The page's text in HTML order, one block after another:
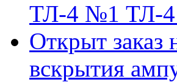
ТЛ-4 №1 ТЛ-
Открыт заказ
вскрытия